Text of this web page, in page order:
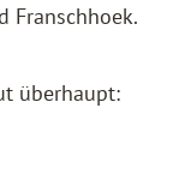
Franschhoek.
überhaupt: